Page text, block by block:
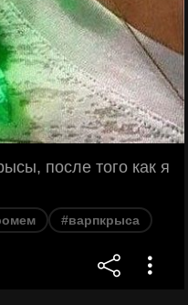
после того как я
#варпкрыса